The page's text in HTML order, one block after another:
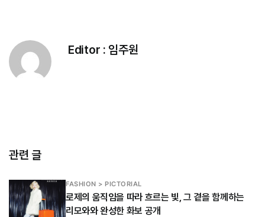
Editor : 임주원
관련 글
FASHION > PICTORIAL
로제의 움직임을 따라 흐르는 빛, 그 곁을 함께하는
리모와와 완성한 화보 공개